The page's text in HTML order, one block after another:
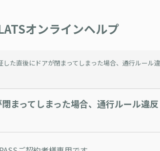
オンラインヘルプ
した直後にドアが閉まってしまった場合、通行ルール
まってしまった場合、通行ルール違